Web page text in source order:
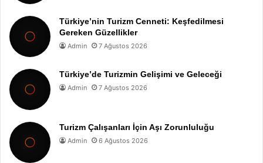
Türkiye’nin Turizm Cenneti: Keşfedilmesi
Gereken Güzellikler
Admin 7 Ağustos 2026
Türkiye’de Turizmin Gelişimi ve Geleceği
Admin 7 Ağustos 2026
Turizm Çalışanları İçin Aşı Zorunluluğu
Admin 6 Ağustos 2026